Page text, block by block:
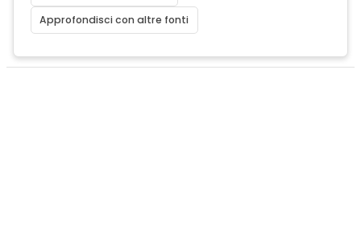
Approfondisci con altre fonti